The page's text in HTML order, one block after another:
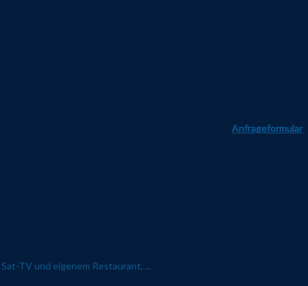
Anfrageformular
TV und eigenem Restaurant, ...